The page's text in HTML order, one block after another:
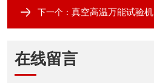
下一个： 真空高温万能试验机
在线留言